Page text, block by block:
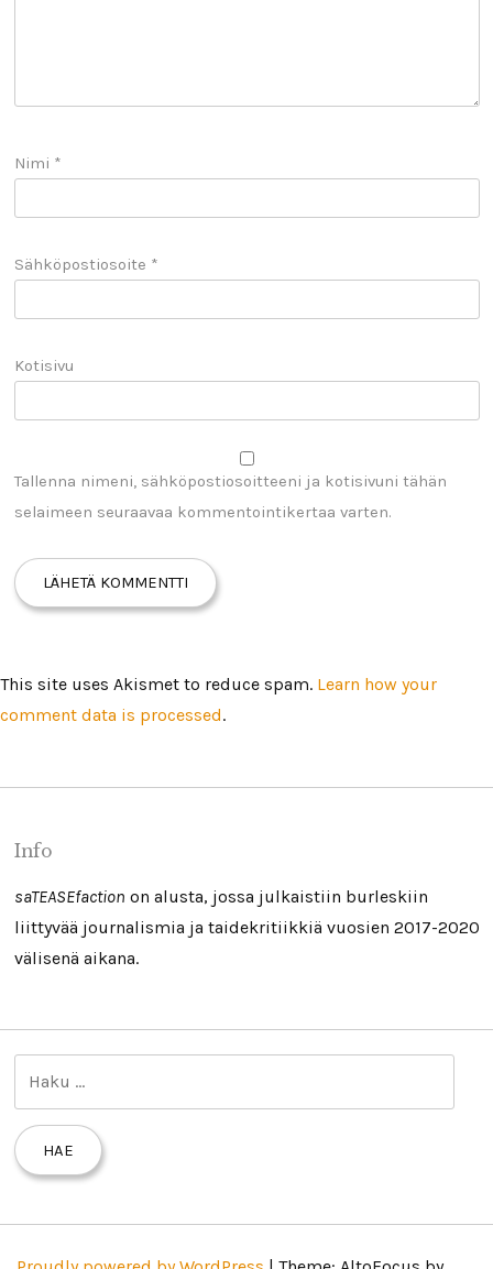
Nimi *
Sähköpostiosoite *
Kotisivu
Tallenna nimeni, sähköpostiosoitteeni ja kotisivuni tähän
selaimeen seuraavaa kommentointikertaa varten.
This site uses Akismet to reduce spam. Learn how your
comment data is processed.
Info
saTEASEfaction on alusta, jossa julkaistiin burleskiin
liittyvää journalismia ja taidekritiikkiä vuosien 2017-2020
välisenä aikana.
k
u